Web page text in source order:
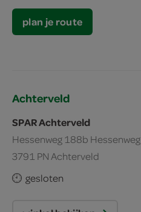
plan je route
Achterveld
SPAR Achterveld
Hessenweg 188b Hessenweg
3791 PN Achterveld
gesloten